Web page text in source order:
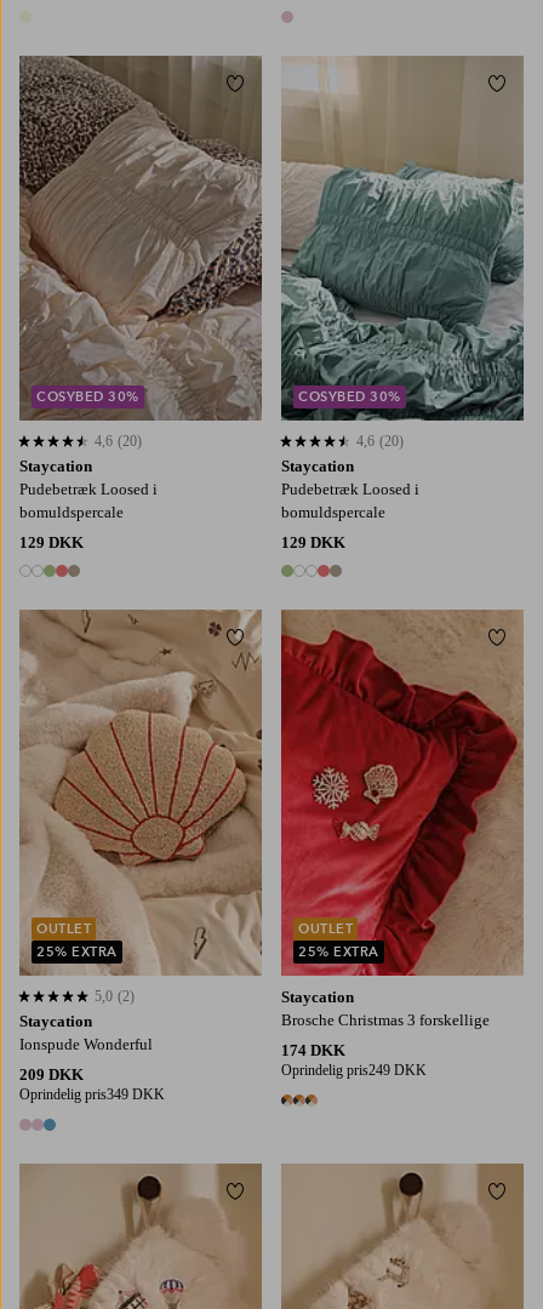
1 farve
Staycation
Pudebetræk Loosed i
bomuldspercale
129 DKK
5 farver
4,6 baseret på 20 bedømmelser
4,6 (20)
COSYBED 30%
Tilføj til favoritter
50X6050X90
Staycation
Pudebetræk Loosed i
bomuldspercale
129 DKK
5 farver
4,6 baseret på 20 bedømmelser
4,6 (20)
COSYBED 30%
Staycation
Ionspude Wonderful
209 DKK
Oprindelig pris349 DKK
3 farver
5,0 baseret på 2 bedømmelser
5,0 (2)
OUTLET
25% EXTRA
Tilføj til favoritter
Staycation
Brosche Christmas 3 forskellige
174 DKK
Oprindelig pris249 DKK
3 farver
OUTLET
25% EXTRA
Tilføj til favoritter